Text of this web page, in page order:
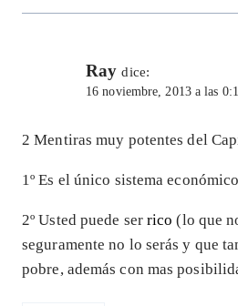
Ray dice:
16 noviembre, 2013 a las
2 Mentiras muy potentes del
1º Es el único sistema
2º Usted puede ser rico(lo que
seguramente no lo serás y que
pobre, además con mas